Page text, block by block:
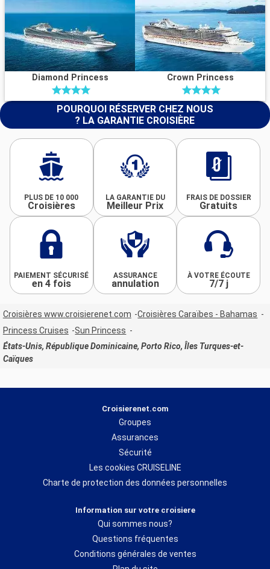
Diamond Princess Crown Princess
POURQUOI RÉSERVER CHEZ NOUS
? LA GARANTIE CROISIÈRE
PLUS DE 10 000
Croisières
LA GARANTIE DU
Meilleur Prix
FRAIS DE DOSSIER
Gratuits
PAIEMENT SÉCURISÉ
en 4 fois
ASSURANCE
annulation
À VOTRE ÉCOUTE
7/7 j
Croisières www.croisierenet.com
Croisières Caraïbes - Bahamas
Princess Cruises
Sun Princess
États-Unis, République Dominicaine, Porto Rico, Îles Turques-et-
Caïques
Croisierenet.com
Groupes
Assurances
Sécurité
Les cookies CRUISELINE
Charte de protection des données personnelles
Information sur votre croisiere
Qui sommes nous?
Questions fréquentes
Conditions générales de ventes